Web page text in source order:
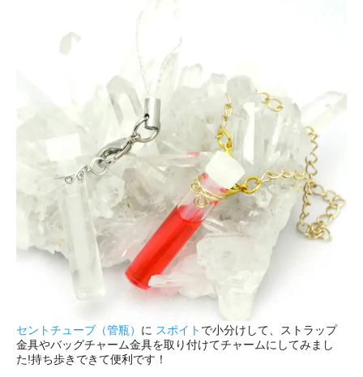
セントチューブ（管瓶） に スポイト で小分けして、ストラップ
金具やバッグチャーム金具を取り付けてチャームにしてみまし
た!持ち歩きできて便利です！